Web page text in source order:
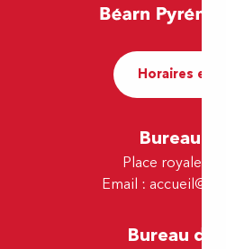
Horaires et
Bureau
Place royale -
Email :
Bureau de